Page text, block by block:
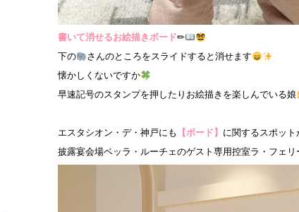
書いて消せるお絵描きボード✏︎
下の
さんのところをスライドすると消せます
懐かしくないですか
早速記号のスタンプを押したりお絵描きを楽しんでいる娘
エスタシオン・デ・神戸にも 【ボード】 に関するスポット
披露宴会場ベッラ・ルーチェのゲスト専用控室ラ・フェリ